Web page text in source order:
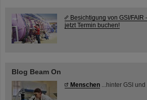
Besichtigung von GSI/FAIR
jetzt Termin buchen!
Blog Beam On
Menschen ...hinter GSI und